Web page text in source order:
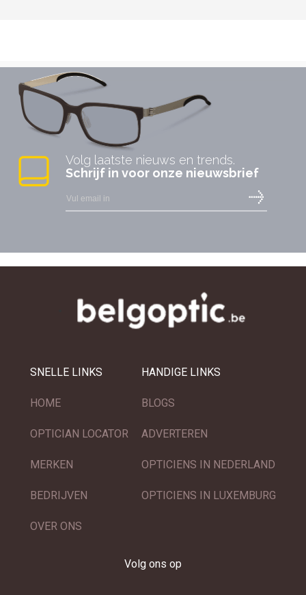
Volg laatste nieuws en trends.
Schrijf in voor onze nieuwsbrief
SNELLE LINKS
HOME
OPTICIAN LOCATOR
MERKEN
BEDRIJVEN
OVER ONS
HANDIGE LINKS
BLOGS
ADVERTEREN
OPTICIENS IN NEDERLAND
OPTICIENS IN LUXEMBURG
Volg ons op